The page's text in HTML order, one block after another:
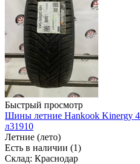
Быстрый просмотр
Шины летние Hankook Kinergy
л31910
Летние (лето)
Есть в наличии (1)
Склад: Краснодар